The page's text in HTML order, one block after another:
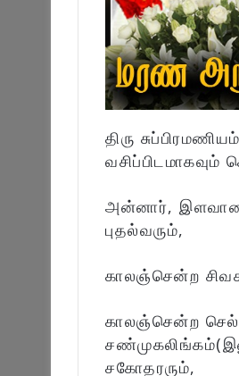
திரு
அன்னார், இளவாலை
புதல்வரும்,
காலஞ்சென்ற
காலஞ்சென்ற
சகோதரரும்,